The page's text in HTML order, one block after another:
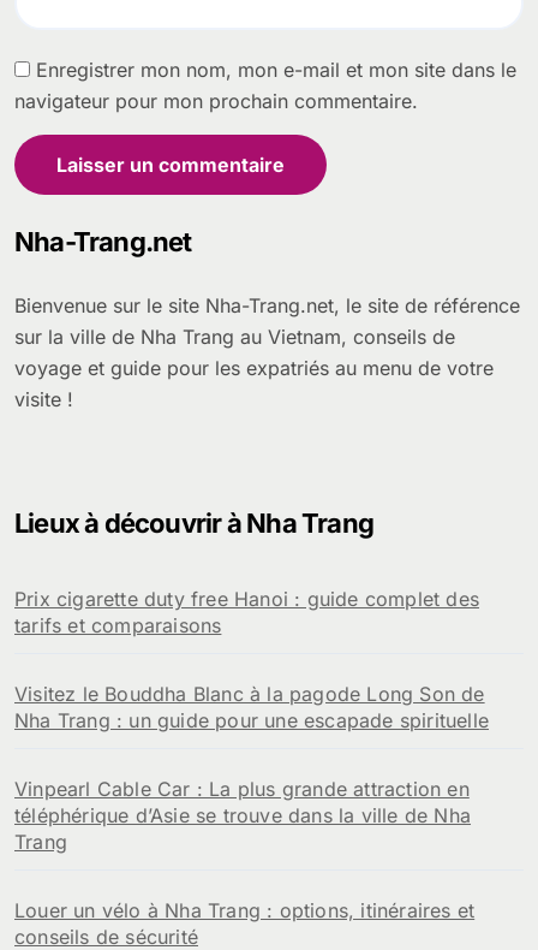
Enregistrer mon nom, mon e-mail et mon site dans le
navigateur pour mon prochain commentaire.
Nha-Trang.net
Bienvenue sur le site Nha-Trang.net, le site de référence
sur la ville de Nha Trang au Vietnam, conseils de
voyage et guide pour les expatriés au menu de votre
visite !
Lieux à découvrir à Nha Trang
Prix cigarette duty free Hanoi : guide complet des
tarifs et comparaisons
Visitez le Bouddha Blanc à la pagode Long Son de
Nha Trang : un guide pour une escapade spirituelle
Vinpearl Cable Car : La plus grande attraction en
téléphérique d’Asie se trouve dans la ville de Nha
Trang
Louer un vélo à Nha Trang : options, itinéraires et
conseils de sécurité